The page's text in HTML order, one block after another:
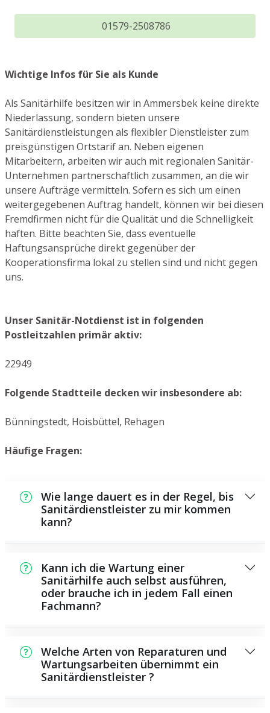
01579-2508786
Wichtige Infos für Sie als Kunde
Als Sanitärhilfe besitzen wir in Ammersbek keine direkte
Niederlassung, sondern bieten unsere
Sanitärdienstleistungen als flexibler Dienstleister zum
preisgünstigen Ortstarif an. Neben eigenen
Mitarbeitern, arbeiten wir auch mit regionalen Sanitär-
Unternehmen partnerschaftlich zusammen, an die wir
unsere Aufträge vermitteln. Sofern es sich um einen
weitergegebenen Auftrag handelt, können wir bei diesen
Fremdfirmen nicht für die Qualität und die Schnelligkeit
haften. Bitte beachten Sie, dass eventuelle
Haftungsansprüche direkt gegenüber der
Kooperationsfirma lokal zu stellen sind und nicht gegen
uns.
Unser Sanitär-Notdienst ist in folgenden
Postleitzahlen primär aktiv:
22949
Folgende Stadtteile decken wir insbesondere ab:
Bünningstedt, Hoisbüttel, Rehagen
Häufige Fragen:
Wie lange dauert es in der Regel, bis
Sanitärdienstleister zu mir kommen
kann?
Zeitraum bei Ihnen vor Ort sein. Das hängt
aber auch von der Auftragslage zu diesem
Zeitpunkt ab sowie von der
Verkehrssituation und der Entfernung zu
Kann ich die Wartung einer
Sanitärhilfe auch selbst ausführen,
oder brauche ich in jedem Fall einen
Fachmann?
Wartungsarbeiten, die Sie eigenständig
durchführen können, zum Beispiel die
Anwendung von Rohrreinigern aus dem
Welche Arten von Reparaturen und
Wartungsarbeiten übernimmt ein
Sanitärdienstleister ?